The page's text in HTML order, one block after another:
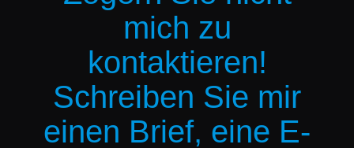
mich zu
kontaktieren!
Schreiben Sie mir
einen Brief, eine E-